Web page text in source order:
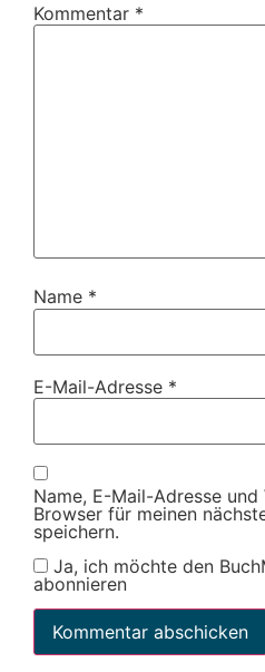
Kommentar *
Name *
E-Mail-Adresse *
Name, E-Mail-Adresse
Browser für meinen
speichern.
Ja, ich möchte den
abonnieren